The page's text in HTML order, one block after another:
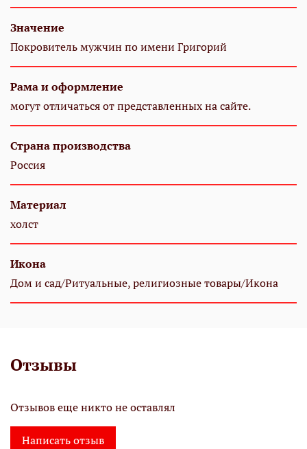
Значение
Покровитель мужчин по имени Григорий
Рама и оформление
могут отличаться от представленных на сайте.
Страна производства
Россия
Материал
холст
Икона
Дом и сад/Ритуальные, религиозные товары/Икона
Отзывы
Отзывов еще никто не оставлял
Написать отзыв